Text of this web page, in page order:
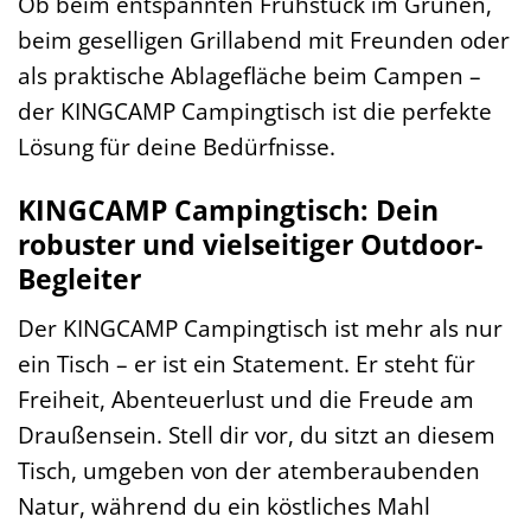
beim geselligen Grillabend mit Freunden oder
als praktische Ablagefläche beim Campen –
der KINGCAMP Campingtisch ist die perfekte
Lösung für deine Bedürfnisse.
KINGCAMP Campingtisch: Dein
robuster und vielseitiger Outdoor-
Begleiter
Der KINGCAMP Campingtisch ist mehr als nur
ein Tisch – er ist ein Statement. Er steht für
Freiheit, Abenteuerlust und die Freude am
Draußensein. Stell dir vor, du sitzt an diesem
Tisch, umgeben von der atemberaubenden
Natur, während du ein köstliches Mahl